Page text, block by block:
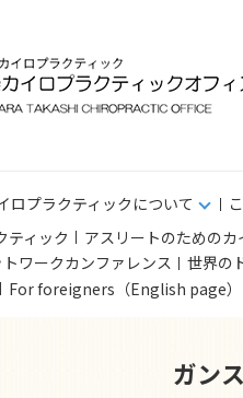
ロプラクティックについて
ティック
アスリートのためのカ
ワークカンファレンス
世界の
For foreigners（English page）
ガン